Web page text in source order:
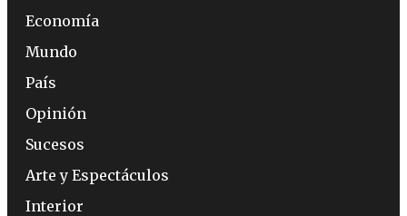
Economía
Mundo
País
Opinión
Sucesos
Arte y Espectáculos
Interior